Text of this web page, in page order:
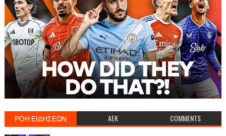
ΡΟΗ ΕΙΔΗΣΕΩΝ AEK COMMENTS